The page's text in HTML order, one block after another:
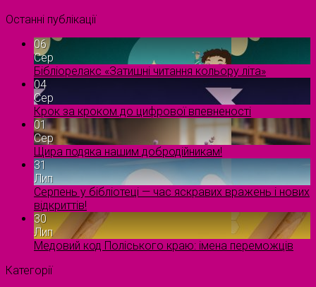
Останні публікації
06
Сер
Бібліорелакс «Затишні читання кольору літа»
04
Сер
Крок за кроком до цифрової впевненості
01
Сер
Щира подяка нашим добродійникам!
31
Лип
Серпень у бібліотеці — час яскравих вражень і нових
відкриттів!
30
Лип
Медовий код Поліського краю: імена переможців
Категорії